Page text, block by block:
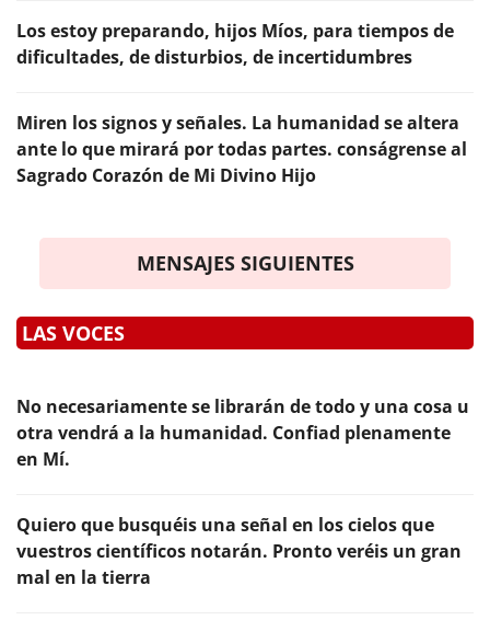
Los estoy preparando, hijos Míos, para tiempos de
dificultades, de disturbios, de incertidumbres
Miren los signos y señales. La humanidad se altera
ante lo que mirará por todas partes. conságrense al
Sagrado Corazón de Mi Divino Hijo
MENSAJES SIGUIENTES
LAS VOCES
No necesariamente se librarán de todo y una cosa u
otra vendrá a la humanidad. Confiad plenamente
en Mí.
Quiero que busquéis una señal en los cielos que
vuestros científicos notarán. Pronto veréis un gran
mal en la tierra